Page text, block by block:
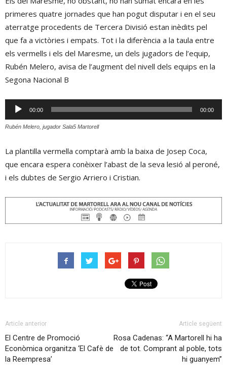
primeres quatre jornades que han pogut disputar i en el seu
aterratge procedents de Tercera Divisió estan inèdits pel
que fa a victòries i empats. Tot i la diferència a la taula entre
els vermells i els del Maresme, un dels jugadors de l’equip,
Rubén Melero, avisa de l’augment del nivell dels equips en la
Segona Nacional B
Reproductor
d'àudio
00:00 00:00
Rubén Melero, jugador Sala5 Martorell
La plantilla vermella comptarà amb la baixa de Josep Coca,
que encara espera conèixer l’abast de la seva lesió al peroné,
i els dubtes de Sergio Arriero i Cristian.
Article anterior
El Centre de Promoció
Econòmica organitza ‘El Cafè de
la Reempresa’
Article següent
Rosa Cadenas: “A Martorell hi ha
de tot. Comprant al poble, tots
hi guanyem”